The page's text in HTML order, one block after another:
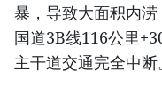
暴，导致大面积内
国道3B线116公里
主干道交通完全中断。